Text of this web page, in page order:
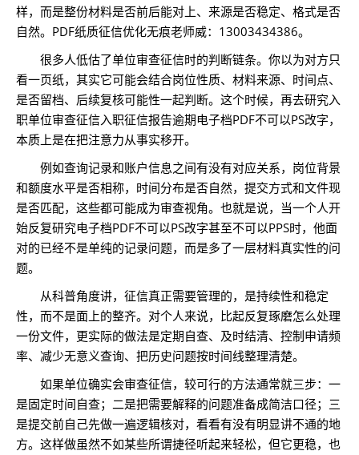
样，而是整份材料是否前后能对上、来源是否稳定、格式是否
自然。PDF纸质征信优化无痕老师威：13003434386。
很多人低估了单位审查征信时的判断链条。你以为对方只
看一页纸，其实它可能会结合岗位性质、材料来源、时间点、
是否留档、后续复核可能性一起判断。这个时候，再去研究入
职单位审查征信入职征信报告逾期电子档PDF不可以PS改字，
本质上是在把注意力从事实移开。
例如查询记录和账户信息之间有没有对应关系，岗位背景
和额度水平是否相称，时间分布是否自然，提交方式和文件现
是否匹配，这些都可能成为审查视角。也就是说，当一个人开
始反复研究电子档PDF不可以PS改字甚至不可以PPS时，他面
对的已经不是单纯的记录问题，而是多了一层材料真实性的问
题。
从科普角度讲，征信真正需要管理的，是持续性和稳定
性，而不是面上的整齐。对个人来说，比起反复琢磨怎么处理
一份文件，更实际的做法是定期自查、及时结清、控制申请频
率、减少无意义查询、把历史问题按时间线整理清楚。
如果单位确实会审查征信，较可行的方法通常就三步：一
是固定时间自查；二是把需要解释的问题准备成简洁口径；三
是提交前自己先做一遍逻辑核对，看看有没有明显讲不通的地
方。这样做虽然不如某些所谓捷径听起来轻松，但它更稳，也